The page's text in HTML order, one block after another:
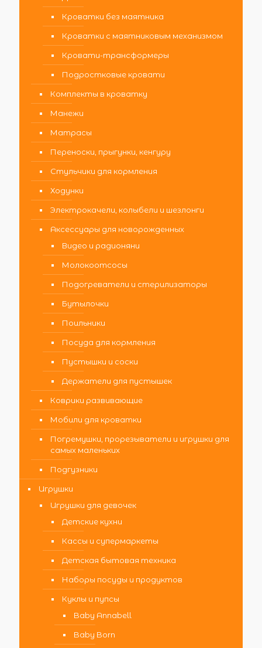
Кроватки без маятника
Кроватки с маятниковым механизмом
Кровати-трансформеры
Подростковые кровати
Комплекты в кроватку
Манежи
Матрасы
Переноски, прыгунки, кенгуру
Стульчики для кормления
Ходунки
Электрокачели, колыбели и шезлонги
Аксессуары для новорожденных
Видео и радионяни
Молокоотсосы
Подогреватели и стерилизаторы
Бутылочки
Поильники
Посуда для кормления
Пустышки и соски
Держатели для пустышек
Коврики развивающие
Мобили для кроватки
Погремушки, прорезыватели и игрушки для
самых маленьких
Подгузники
Игрушки
Игрушки для девочек
Детские кухни
Кассы и супермаркеты
Детская бытовая техника
Наборы посуды и продуктов
Куклы и пупсы
Baby Annabell
Baby Born